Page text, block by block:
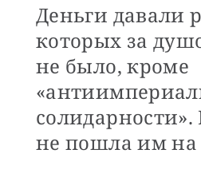
Деньги давали
которых за
не было, кроме
не пошла им на